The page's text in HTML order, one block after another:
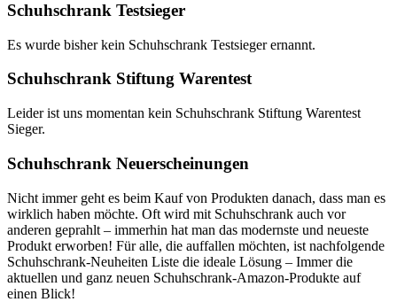
Schuhschrank Testsieger
Es wurde bisher kein Schuhschrank Testsieger ernannt.
Schuhschrank Stiftung Warentest
Leider ist uns momentan kein Schuhschrank Stiftung Warentest
Sieger.
Schuhschrank Neuerscheinungen
Nicht immer geht es beim Kauf von Produkten danach, dass man es
wirklich haben möchte. Oft wird mit Schuhschrank auch vor
anderen geprahlt – immerhin hat man das modernste und neueste
Produkt erworben! Für alle, die auffallen möchten, ist nachfolgende
Schuhschrank-Neuheiten Liste die ideale Lösung – Immer die
aktuellen und ganz neuen Schuhschrank-Amazon-Produkte auf
einen Blick!